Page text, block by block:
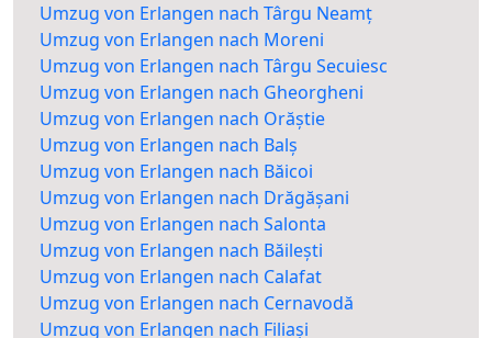
Umzug von Erlangen nach Târgu Neamț
Umzug von Erlangen nach Moreni
Umzug von Erlangen nach Târgu Secuiesc
Umzug von Erlangen nach Gheorgheni
Umzug von Erlangen nach Orăștie
Umzug von Erlangen nach Balș
Umzug von Erlangen nach Băicoi
Umzug von Erlangen nach Drăgășani
Umzug von Erlangen nach Salonta
Umzug von Erlangen nach Băilești
Umzug von Erlangen nach Calafat
Umzug von Erlangen nach Cernavodă
Umzug von Erlangen nach Filiași